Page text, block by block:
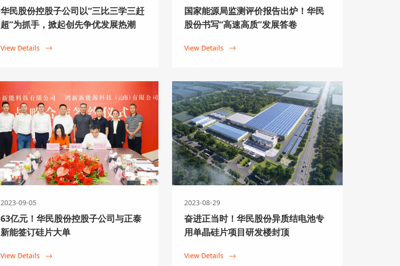
华民股份子公司增资扩股 正泰新能源将战略入股
近日，为进一步增强控股子公司鸿新新能源科技（云南）有限公司（以
下简称“鸿新新能源”）的资本实力，华民股份根据公司战略规划和经营发
展需要，以增资扩股形式，引入浙江正泰新能源开发有限公司（以下简
称“正泰新能源”）作为鸿新新能源的战略投资者。
View Details
智慧赋能 光启新篇丨华民股份旗下大理鸿宇智慧新能源
华民股份控股子公司以“三比三学三赶
超”为抓手，掀起创先争优发展热潮
View Details
国家能源局监测评价报告出炉！华民
股份书写“高速高质”发展答卷
View Details
2023-09-05
63亿元！华民股份控股子公司与正泰
新能签订硅片大单
View Details
2023-08-29
奋进正当时！华民股份异质结电池专
用单晶硅片项目研发楼封顶
View Details